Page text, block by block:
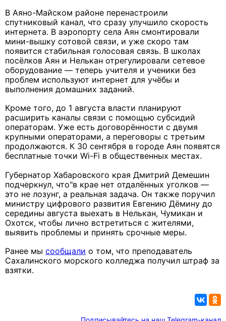
В Аяно-Майском районе перенастроили
спутниковый канал, что сразу улучшило скорость
интернета. В аэропорту села Аян смонтировали
мини-вышку сотовой связи, и уже скоро там
появится стабильная голосовая связь. В школах
посёлков Аян и Нелькан отрегулировали сетевое
оборудование — теперь учителя и ученики без
проблем используют интернет для учёбы и
выполнения домашних заданий.
Кроме того, до 1 августа власти планируют
расширить каналы связи с помощью субсидий
операторам. Уже есть договорённости с двумя
крупными операторами, а переговоры с третьим
продолжаются. К 30 сентября в городе Аян появятся
бесплатные точки Wi-Fi в общественных местах.
Губернатор Хабаровского края Дмитрий Демешин
подчеркнул, что"в крае нет отдалённых уголков —
это не лозунг, а реальная задача. Он также поручил
министру цифрового развития Евгению Дёмину до
середины августа выехать в Нелькан, Чумикан и
Охотск, чтобы лично встретиться с жителями,
выявить проблемы и принять срочные меры.
Ранее мы сообщали о том, что преподаватель
Сахалинского морского колледжа получил штраф за
взятки.